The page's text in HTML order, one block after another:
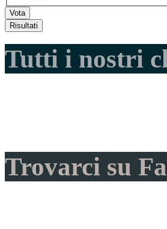
Tutti i nostri
Trovarci su